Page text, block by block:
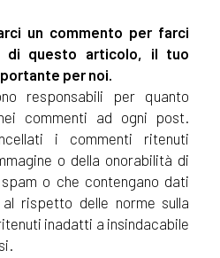
un commento per farci
di questo articolo, il tuo
per noi.
responsabili per quanto
commenti ad ogni post.
i commenti ritenuti
o della onorabilità di
o che contengano dati
rispetto delle norme sulla
inadatti a insindacabile